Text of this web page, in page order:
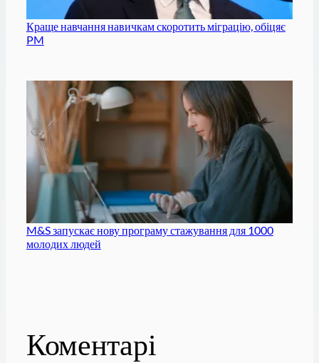
Краще навчання навичкам скоротить міграцію, обіцяє
PM
M&S запускає нову програму стажування для 1000
молодих людей
Коментарі